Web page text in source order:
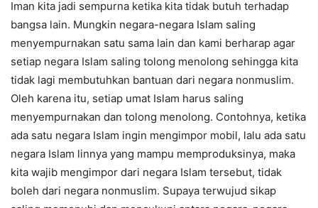
Iman kita jadi sempurna ketika kita tidak butuh terhadap
bangsa lain. Mungkin negara-negara Islam saling
menyempurnakan satu sama lain dan kami berharap agar
setiap negara Islam saling tolong menolong sehingga kita
tidak lagi membutuhkan bantuan dari negara nonmuslim.
Oleh karena itu, setiap umat Islam harus saling
menyempurnakan dan tolong menolong. Contohnya, ketika
ada satu negara Islam ingin mengimpor mobil, lalu ada satu
negara Islam linnya yang mampu memproduksinya, maka
kita wajib mengimpor dari negara Islam tersebut, tidak
boleh dari negara nonmuslim. Supaya terwujud sikap